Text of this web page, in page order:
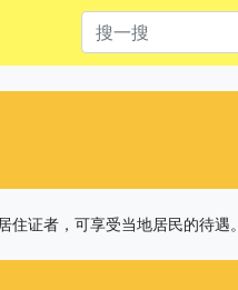
证者，可享受当地居民的待遇。